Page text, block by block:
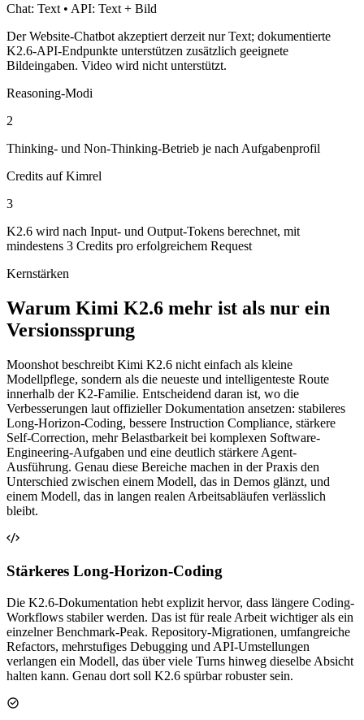
Chat: Text • API: Text + Bild
Der Website-Chatbot akzeptiert derzeit nur Text; dokumentierte
K2.6-API-Endpunkte unterstützen zusätzlich geeignete
Bildeingaben. Video wird nicht unterstützt.
Reasoning-Modi
2
Thinking- und Non-Thinking-Betrieb je nach Aufgabenprofil
Credits auf Kimrel
3
K2.6 wird nach Input- und Output-Tokens berechnet, mit
mindestens 3 Credits pro erfolgreichem Request
Kernstärken
Warum Kimi K2.6 mehr ist als nur ein
Versionssprung
Moonshot beschreibt Kimi K2.6 nicht einfach als kleine
Modellpflege, sondern als die neueste und intelligenteste Route
innerhalb der K2-Familie. Entscheidend daran ist, wo die
Verbesserungen laut offizieller Dokumentation ansetzen: stabileres
Long-Horizon-Coding, bessere Instruction Compliance, stärkere
Self-Correction, mehr Belastbarkeit bei komplexen Software-
Engineering-Aufgaben und eine deutlich stärkere Agent-
Ausführung. Genau diese Bereiche machen in der Praxis den
Unterschied zwischen einem Modell, das in Demos glänzt, und
einem Modell, das in langen realen Arbeitsabläufen verlässlich
bleibt.
Stärkeres Long-Horizon-Coding
Die K2.6-Dokumentation hebt explizit hervor, dass längere Coding-
Workflows stabiler werden. Das ist für reale Arbeit wichtiger als ein
einzelner Benchmark-Peak. Repository-Migrationen, umfangreiche
Refactors, mehrstufiges Debugging und API-Umstellungen
verlangen ein Modell, das über viele Turns hinweg dieselbe Absicht
halten kann. Genau dort soll K2.6 spürbar robuster sein.